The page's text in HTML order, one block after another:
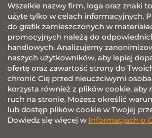
Wszelkie nazwy firm, loga oraz znaki
użyte tylko w celach informacyjnych.
do grafik zamieszczonych w
promocyjnych należą do
handlowych. Analizujemy
naszych użytkowników, aby lepiej
ofertę oraz zawartość strony do
chronić Cię przed nieuczciwymi
korzysta również z plików cookie, aby
ruch na stronie. Możesz określić
lub dostęp plików cookie w Twojej
Dowiedz się więcej w Informacjach o